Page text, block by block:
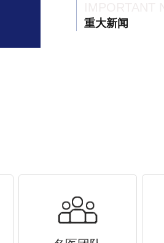
重大新闻